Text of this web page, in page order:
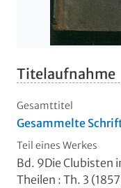
Titelaufnahme
Gesamttitel
Gesammelte
Teil eines Werkes
Bd. 9Die Clubisten
Theilen : Th. 3